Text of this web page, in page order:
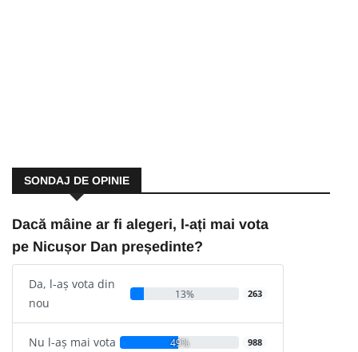
SONDAJ DE OPINIE
Dacă mâine ar fi alegeri, l-ați mai vota
pe Nicușor Dan președinte?
Da, l-aș vota din
nou
13% 263
Nu l-aș mai vota 49% 988